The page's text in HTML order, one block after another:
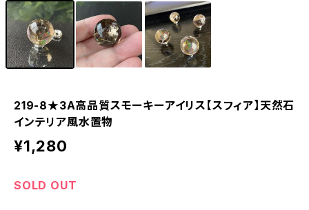
219-8★3A高品質スモーキーアイリス【スフィア】天然石
インテリア風水置物
¥1,280
SOLD OUT